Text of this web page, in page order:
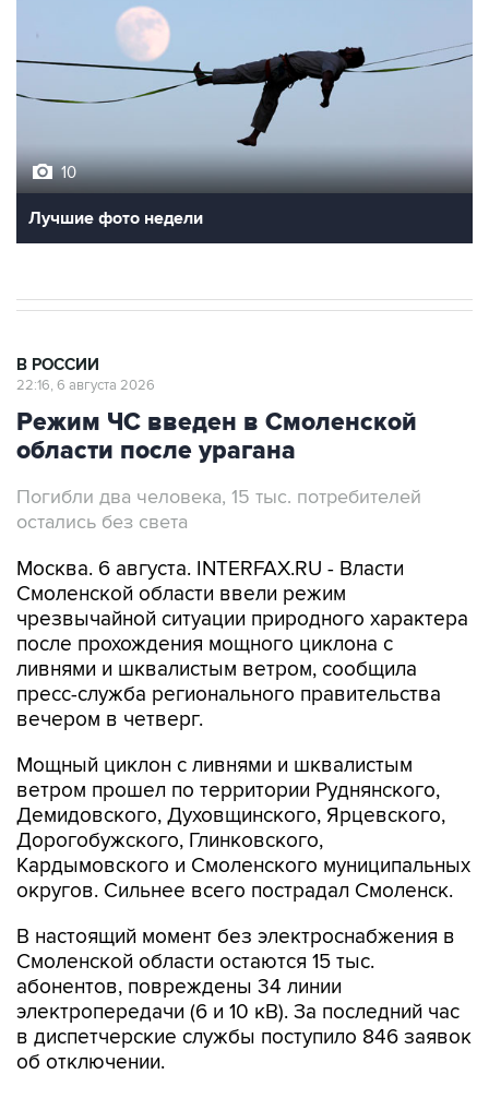
10
Лучшие фото недели
В РОССИИ
22:16, 6 августа 2026
Режим ЧС введен в Смоленской
области после урагана
Погибли два человека, 15 тыс. потребителей
остались без света
Москва. 6 августа. INTERFAX.RU - Власти
Смоленской области ввели режим
чрезвычайной ситуации природного характера
после прохождения мощного циклона с
ливнями и шквалистым ветром, сообщила
пресс-служба регионального правительства
вечером в четверг.
Мощный циклон с ливнями и шквалистым
ветром прошел по территории Руднянского,
Демидовского, Духовщинского, Ярцевского,
Дорогобужского, Глинковского,
Кардымовского и Смоленского муниципальных
округов. Сильнее всего пострадал Смоленск.
В настоящий момент без электроснабжения в
Смоленской области остаются 15 тыс.
абонентов, повреждены 34 линии
электропередачи (6 и 10 кВ). За последний час
в диспетчерские службы поступило 846 заявок
об отключении.